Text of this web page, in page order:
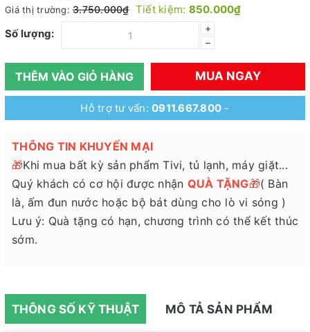
Giá thị trường: 3.750.000₫ Tiết kiệm: 850.000₫
Số lượng:
+
–
THÊM VÀO GIỎ HÀNG MUA NGAY
Hỗ trợ tư vấn:0911.667.800 -
THÔNG TIN KHUYẾN MẠI
🎁Khi mua bất kỳ sản phẩm Tivi, tủ lạnh, máy giặt...
Quý khách có cơ hội được nhận QUÀ TẶNG🎁( Bàn
là, ấm đun nước hoặc bộ bát dùng cho lò vi sóng )
Lưu ý: Quà tặng có hạn, chương trình có thể kết thúc
sớm.
THÔNG SỐ KỸ THUẬT MÔ TẢ SẢN PHẨM